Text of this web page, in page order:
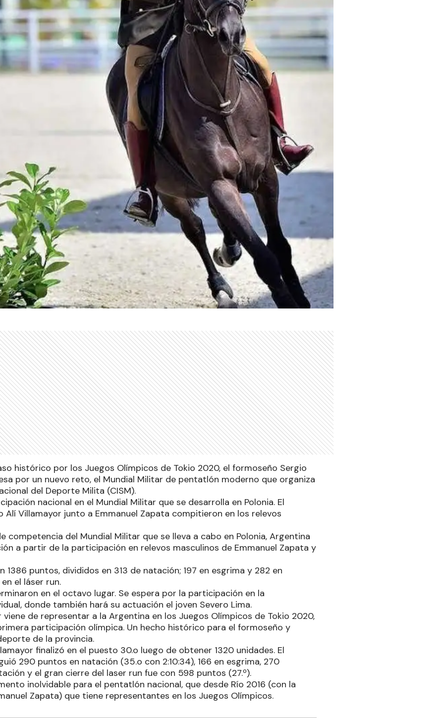
histórico por los Juegos Olímpicos de Tokio 2020, el formoseño Sergio
por un nuevo reto, el Mundial Militar de pentatlón moderno que organiza
del Deporte Milita (CISM).
nacional en el Mundial Militar que se desarrolla en Polonia. El
Alí Villamayor junto a Emmanuel Zapata compitieron en los relevos
competencia del Mundial Militar que se lleva a cabo en Polonia, Argentina
a partir de la participación en relevos masculinos de Emmanuel Zapata y
1386 puntos, divididos en 313 de natación; 197 en esgrima y 282 en
el láser run.
en el octavo lugar. Se espera por la participación en la
donde también hará su actuación el joven Severo Lima.
viene de representar a la Argentina en los Juegos Olímpicos de Tokio 2020,
participación olímpica. Un hecho histórico para el formoseño y
de la provincia.
finalizó en el puesto 30.o luego de obtener 1320 unidades. El
290 puntos en natación (35.o con 2:10:34), 166 en esgrima, 270
y el gran cierre del laser run fue con 598 puntos (27.º).
inolvidable para el pentatlón nacional, que desde Río 2016 (con la
Zapata) que tiene representantes en los Juegos Olímpicos.